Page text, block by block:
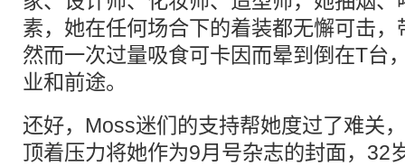
素，她在任何场合下的着装都无懈可击
然而一次过量吸食可卡因而晕到倒在T台
业和前途。
还好，Moss迷们的支持帮她度过了难关
顶着压力将她作为9月号杂志的封面，32